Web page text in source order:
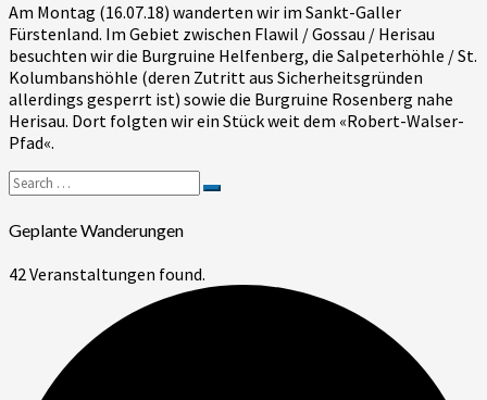
Sankt-
Galler
Fürstenland
Am Montag (16.07.18) wanderten wir im Sankt-Galler
Fürstenland. Im Gebiet zwischen Flawil / Gossau / Herisau
besuchten wir die Burgruine Helfenberg, die Salpeterhöhle / St.
Kolumbanshöhle (deren Zutritt aus Sicherheitsgründen
allerdings gesperrt ist) sowie die Burgruine Rosenberg nahe
Herisau. Dort folgten wir ein Stück weit dem «Robert-Walser-
Pfad«.
Search
for:
Search
Geplante Wanderungen
42 Veranstaltungen found.